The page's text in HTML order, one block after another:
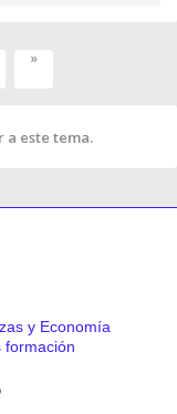
»
a este tema.
y Economía
formación